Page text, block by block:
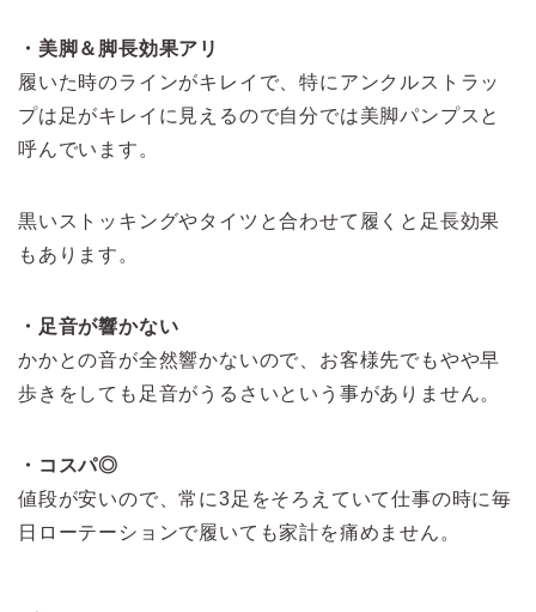
・美脚＆脚長効果アリ
履いた時のラインがキレイで、特にアンクルストラッ
プは足がキレイに見えるので自分では美脚パンプスと
呼んでいます。
黒いストッキングやタイツと合わせて履くと足長効果
もあります。
・足音が響かない
かかとの音が全然響かないので、お客様先でもやや早
歩きをしても足音がうるさいという事がありません。
・コスパ◎
値段が安いので、常に3足をそろえていて仕事の時に毎
日ローテーションで履いても家計を痛めません。